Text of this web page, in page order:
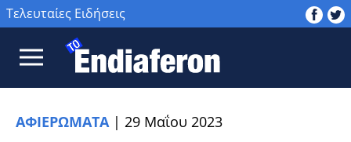
Τελευταίες Ειδήσεις
ΑΦΙΕΡΩΜΑΤΑ | 29 Μαΐου 2023